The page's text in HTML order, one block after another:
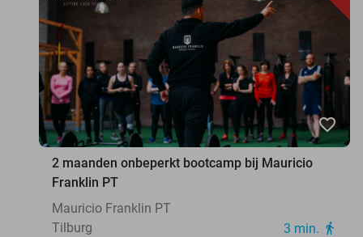
favorite_border
2 maanden onbeperkt bootcamp bij Mauricio
Franklin PT
Mauricio Franklin PT
Tilburg
3 min. directions_walk